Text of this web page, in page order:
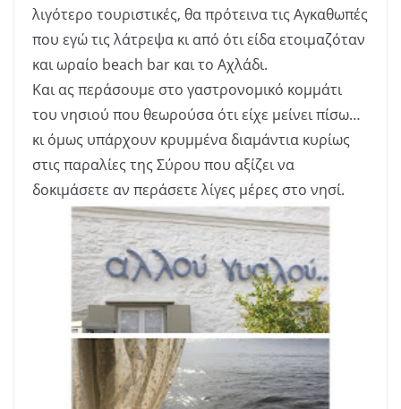
λιγότερο τουριστικές, θα πρότεινα τις Αγκαθωπές
που εγώ τις λάτρεψα κι από ότι είδα ετοιμαζόταν
και ωραίο beach bar και το Αχλάδι.
Και ας περάσουμε στο γαστρονομικό κομμάτι
του νησιού που θεωρούσα ότι είχε μείνει πίσω…
κι όμως υπάρχουν κρυμμένα διαμάντια κυρίως
στις παραλίες της Σύρου που αξίζει να
δοκιμάσετε αν περάσετε λίγες μέρες στο νησί.